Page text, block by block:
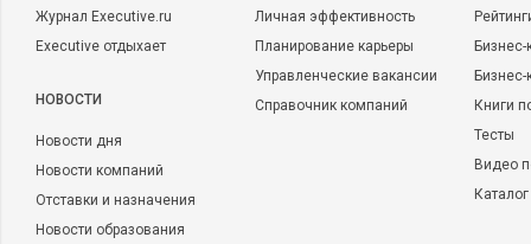
Журнал Executive.ru
Executive отдыхает
НОВОСТИ
Новости дня
Новости компаний
Отставки и назначения
Новости образования
Личная эффективность
Планирование карьеры
Управленческие вакансии
Справочник компаний
Бизнес-
Книги
Тесты
Видео